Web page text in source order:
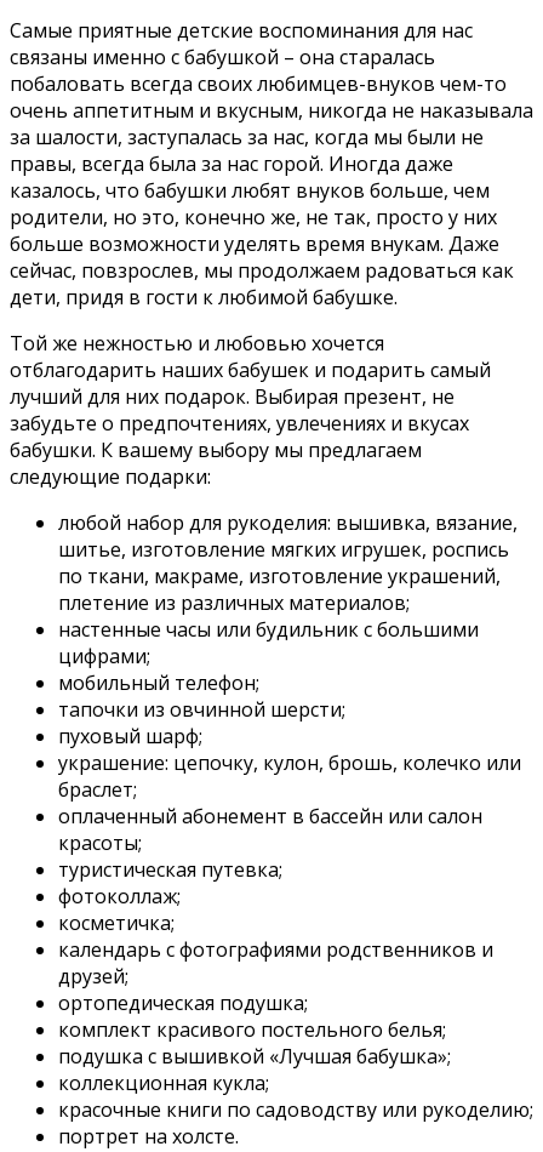
Самые приятные детские воспоминания для нас
связаны именно с бабушкой – она старалась
побаловать всегда своих любимцев-внуков чем-то
очень аппетитным и вкусным, никогда не наказывала
за шалости, заступалась за нас, когда мы были не
правы, всегда была за нас горой. Иногда даже
казалось, что бабушки любят внуков больше, чем
родители, но это, конечно же, не так, просто у них
больше возможности уделять время внукам. Даже
сейчас, повзрослев, мы продолжаем радоваться как
дети, придя в гости к любимой бабушке.
Той же нежностью и любовью хочется
отблагодарить наших бабушек и подарить самый
лучший для них подарок. Выбирая презент, не
забудьте о предпочтениях, увлечениях и вкусах
бабушки. К вашему выбору мы предлагаем
следующие подарки:
любой набор для рукоделия: вышивка, вязание,
шитье, изготовление мягких игрушек, роспись
по ткани, макраме, изготовление украшений,
плетение из различных материалов;
настенные часы или будильник с большими
цифрами;
мобильный телефон;
тапочки из овчинной шерсти;
пуховый шарф;
украшение: цепочку, кулон, брошь, колечко или
браслет;
оплаченный абонемент в бассейн или салон
красоты;
туристическая путевка;
фотоколлаж;
косметичка;
календарь с фотографиями родственников и
друзей;
ортопедическая подушка;
комплект красивого постельного белья;
подушка с вышивкой «Лучшая бабушка»;
коллекционная кукла;
красочные книги по садоводству или рукоделию;
портрет на холсте.